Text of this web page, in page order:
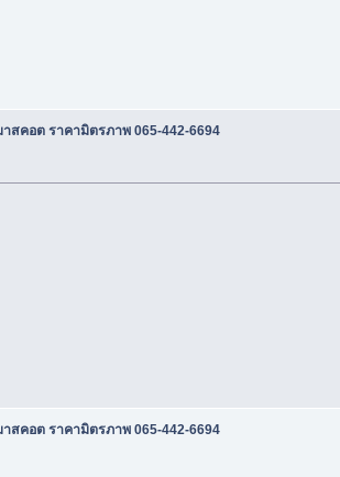
สคอต ราคามิตรภาพ 065-442-6694
สคอต ราคามิตรภาพ 065-442-6694